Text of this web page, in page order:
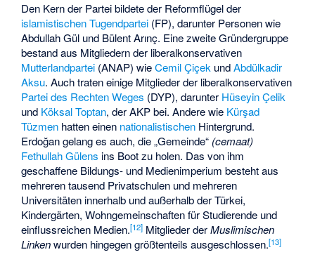
Den Kern der Partei bildete der Reformflügel der
islamistischen Tugendpartei (FP), darunter Personen wie
Abdullah Gül und Bülent Arınç. Eine zweite Gründergruppe
bestand aus Mitgliedern der liberalkonservativen
Mutterlandpartei (ANAP) wieCemil Çiçek undAbdülkadir
Aksu. Auch traten einige Mitglieder der liberalkonservativen
Partei des Rechten Weges (DYP), darunter Hüseyin Çelik
und Köksal Toptan, der AKP bei. Andere wie Kürşad
Tüzmen hatten einen nationalistischen Hintergrund.
Erdoğan gelang es auch, die „Gemeinde“ (cemaat)
Fethullah Gülens ins Boot zu holen. Das von ihm
geschaffene Bildungs- und Medienimperium besteht aus
mehreren tausend Privatschulen und mehreren
Universitäten innerhalb und außerhalb der Türkei,
Kindergärten, Wohngemeinschaften für Studierende und
einflussreichen Medien.[12] Mitglieder derMuslimischen
Linkenwurden hingegen größtenteils ausgeschlossen.[13]